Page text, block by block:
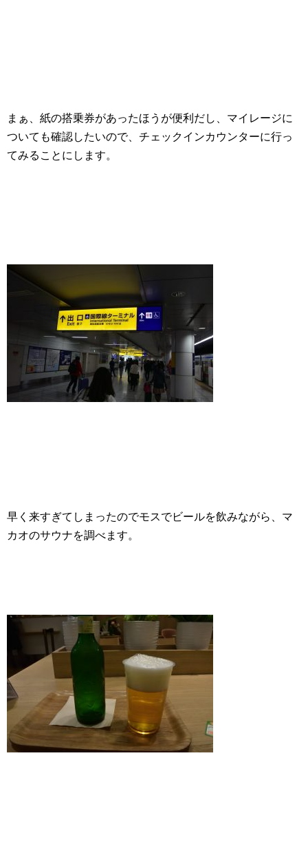
まぁ、紙の搭乗券があったほうが便利だし、マイレージに
ついても確認したいので、チェックインカウンターに行っ
てみることにします。
早く来すぎてしまったのでモスでビールを飲みながら、マ
カオのサウナを調べます。